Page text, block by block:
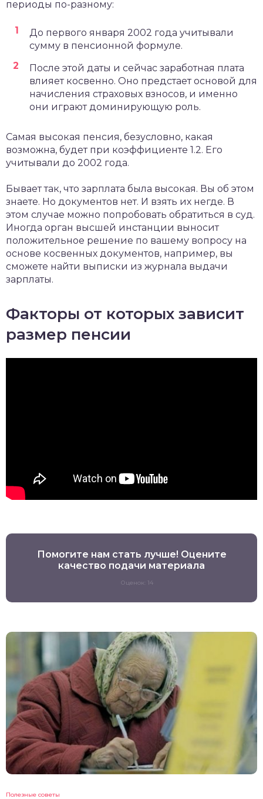
периоды по-разному:
До первого января 2002 года учитывали
сумму в пенсионной формуле.
После этой даты и сейчас заработная плата
влияет косвенно. Оно предстает основой для
начисления страховых взносов, и именно
они играют доминирующую роль.
Самая высокая пенсия, безусловно, какая
возможна, будет при коэффициенте 1.2. Его
учитывали до 2002 года.
Бывает так, что зарплата была высокая. Вы об этом
знаете. Но документов нет. И взять их негде. В
этом случае можно попробовать обратиться в суд.
Иногда орган высшей инстанции выносит
положительное решение по вашему вопросу на
основе косвенных документов, например, вы
сможете найти выписки из журнала выдачи
зарплаты.
Факторы от которых зависит
размер пенсии
Помогите нам стать лучше! Оцените
качество подачи материала
Оценок: 14
Полезные советы